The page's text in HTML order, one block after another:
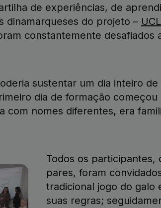
de experiências, de
dinamarqueses do projeto – UCL
constantemente desafiados
sustentar um dia inteiro
dia de formação começou
com nomes diferentes, era
Todos os participantes,
pares, foram
tradicional jogo do galo
suas regras;